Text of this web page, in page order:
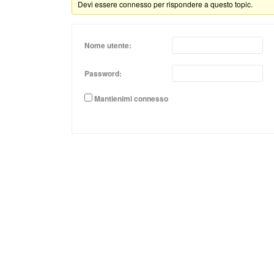
Devi essere connesso per rispondere a questo topic.
Nome utente:
Password:
Mantienimi connesso